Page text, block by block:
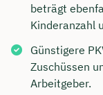
beträgt
Kinderanzahl
Günstigere
Zuschüssen
Arbeitgeber.